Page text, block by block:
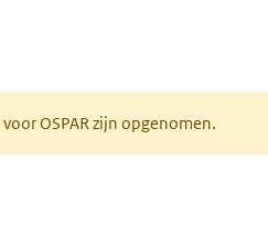
OSPAR zijn opgenomen.